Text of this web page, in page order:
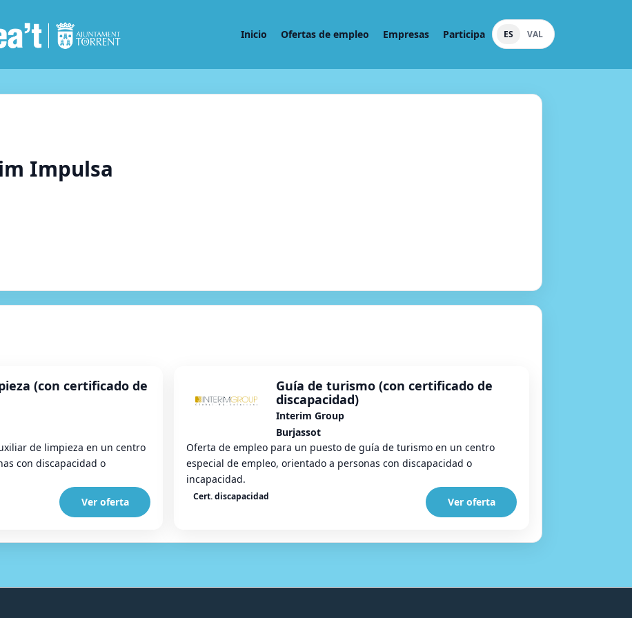
Inicio Ofertas de empleo Empresas Participa ES VAL
Impulsa
(con certificado de
de limpieza en un centro
con discapacidad o
Ver oferta
Guía de turismo (con certificado de
discapacidad)
Interim Group
Burjassot
Oferta de empleo para un puesto de guía de turismo en un centro
especial de empleo, orientado a personas con discapacidad o
incapacidad.
Cert. discapacidad Ver oferta